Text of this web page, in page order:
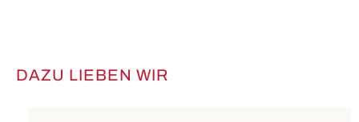
Produktgalerie überspringen
DAZU LIEBEN WIR